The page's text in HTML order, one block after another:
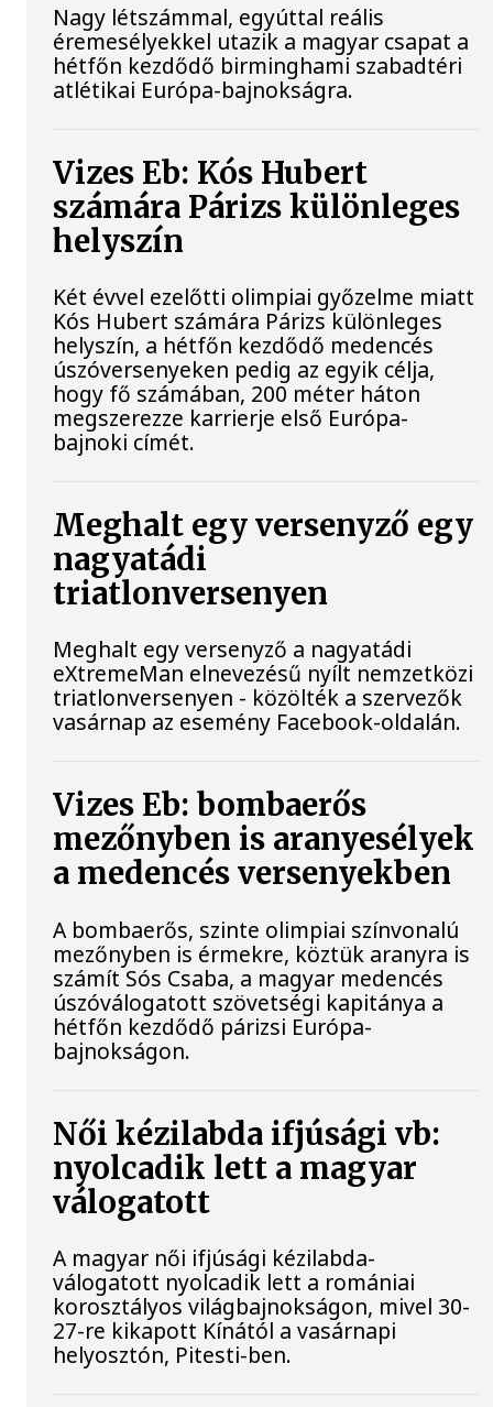
Nagy létszámmal, egyúttal reális
éremesélyekkel utazik a magyar csapat a
hétfőn kezdődő birminghami szabadtéri
atlétikai Európa-bajnokságra.
Vizes Eb: Kós Hubert
számára Párizs különleges
helyszín
Két évvel ezelőtti olimpiai győzelme miatt
Kós Hubert számára Párizs különleges
helyszín, a hétfőn kezdődő medencés
úszóversenyeken pedig az egyik célja,
hogy fő számában, 200 méter háton
megszerezze karrierje első Európa-
bajnoki címét.
Meghalt egy versenyző egy
nagyatádi
triatlonversenyen
Meghalt egy versenyző a nagyatádi
eXtremeMan elnevezésű nyílt nemzetközi
triatlonversenyen - közölték a szervezők
vasárnap az esemény Facebook-oldalán.
Vizes Eb: bombaerős
mezőnyben is aranyesélyek
a medencés versenyekben
A bombaerős, szinte olimpiai színvonalú
mezőnyben is érmekre, köztük aranyra is
számít Sós Csaba, a magyar medencés
úszóválogatott szövetségi kapitánya a
hétfőn kezdődő párizsi Európa-
bajnokságon.
Női kézilabda ifjúsági vb:
nyolcadik lett a magyar
válogatott
A magyar női ifjúsági kézilabda-
válogatott nyolcadik lett a romániai
korosztályos világbajnokságon, mivel 30-
27-re kikapott Kínától a vasárnapi
helyosztón, Pitesti-ben.